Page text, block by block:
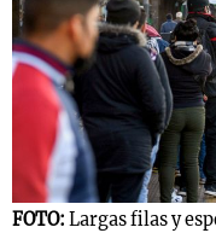
FOTO: Largas filas y